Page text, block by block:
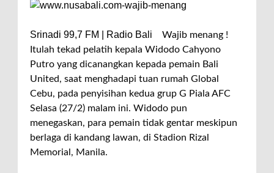
Srinadi 99,7 FM | Radio Bali Wajib menang !
Itulah tekad pelatih kepala Widodo Cahyono
Putro yang dicanangkan kepada pemain Bali
United, saat menghadapi tuan rumah Global
Cebu, pada penyisihan kedua grup G Piala AFC
Selasa (27/2) malam ini. Widodo pun
menegaskan, para pemain tidak gentar meskipun
berlaga di kandang lawan, di Stadion Rizal
Memorial, Manila.